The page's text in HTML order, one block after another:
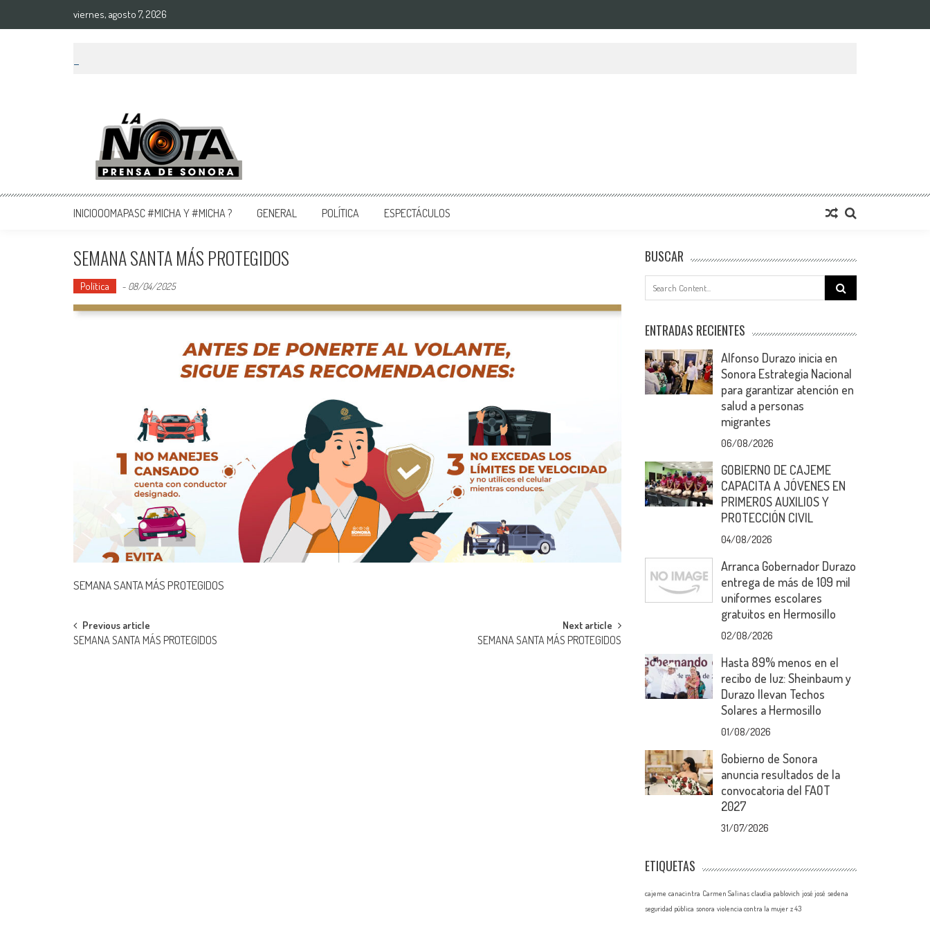
viernes, agosto 7, 2026
La Nota Prensa De Sonora
Noticias del día
INICIOOOMAPASC #MICHA Y #MICHA ? GENERAL POLÍTICA ESPECTÁCULOS
SEMANA SANTA MÁS PROTEGIDOS
Política - 08/04/2025
SEMANA SANTA MÁS PROTEGIDOS
Post
Previous article
SEMANA SANTA MÁS PROTEGIDOS
Next article
SEMANA SANTA MÁS PROTEGIDOS
BUSCAR
Search
for:
ENTRADAS RECIENTES
Alfonso Durazo inicia en
Sonora Estrategia Nacional
para garantizar atención en
salud a personas
migrantes
06/08/2026
GOBIERNO DE CAJEME
CAPACITA A JÓVENES EN
PRIMEROS AUXILIOS Y
PROTECCIÓN CIVIL
04/08/2026
Arranca Gobernador Durazo
entrega de más de 109 mil
uniformes escolares
gratuitos en Hermosillo
02/08/2026
Hasta 89% menos en el
recibo de luz: Sheinbaum y
Durazo llevan Techos
Solares a Hermosillo
01/08/2026
Gobierno de Sonora
anuncia resultados de la
convocatoria del FAOT
2027
31/07/2026
ETIQUETAS
cajeme canacintra Carmen Salinas claudia pablovich josé josé sedena
seguridad pública sonora violencia contra la mujer z 43